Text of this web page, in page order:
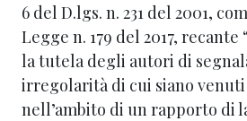
6 del D.lgs. n. 231 del 2001,
Legge n. 179 del 2017,
la tutela degli autori di
irregolarità di cui siano venuti
nell’ambito di un rapporto di